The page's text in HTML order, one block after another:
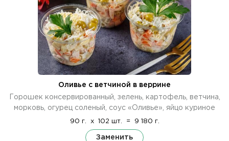
Оливье с ветчиной в веррине
Горошек консервированный, зелень, картофель, ветчина,
морковь, огурец соленый, соус «Оливье», яйцо куриное
90 г. x 102 шт. = 9 180 г.
Заменить